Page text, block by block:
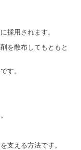
採用されます。
を散布してもともと
す。
支える方法です。